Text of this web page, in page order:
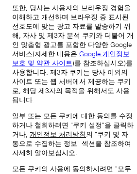
또한, 당사는 사용자의 브라우징 경험을
이해하고 개선하며 브라우징 중 표시된
선호도에 맞는 광고 자료를 발송하기 위
해, 자사 및 제3자 분석 쿠키와 더불어 개
인 맞춤형 광고를 포함한 다양한 Google
서비스(자세한 내용은 Google 개인정보
보호 및 약관 사이트)를 참조하십시오)를
사용합니다. 제3자 쿠키는 당사 이외의
사이트 또는 웹 서버에서 제공하는 쿠키
로, 해당 제3자의 목적을 위해서도 사용
됩니다.
일부 또는 모든 쿠키에 대한 동의를 수정
하거나 철회하려면 "쿠키 설정"을 클릭하
거나, 개인정보 처리방침의 "쿠키 및 자
동으로 수집하는 정보" 섹션을 참조하여
자세히 알아보십시오.
모든 쿠키의 사용에 동의하시려면 "모두